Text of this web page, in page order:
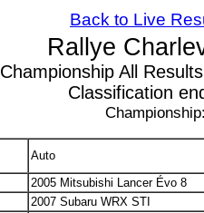
Back to Live
Rallye
Championship All
Classification
Auto
2005 Mitsubishi Lancer Évo 8
2007 Subaru WRX STI